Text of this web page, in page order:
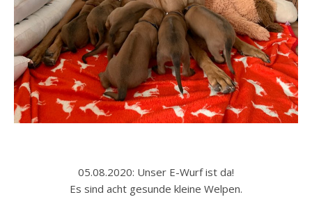
05.08.2020: Unser E-Wurf ist da!
Es sind acht gesunde kleine Welpen.